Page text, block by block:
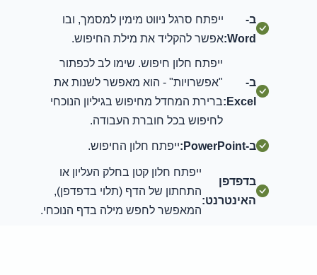
ב-
Word:
ייפתח סרגל ניווט מימין למסמך, ובו
אפשר להקליד את מילת החיפוש.
ב-
Excel:
ייפתח חלון חיפוש. שימו לב לכפתור
"אפשרויות" - הוא מאפשר לשנות את
ברירת המחדל מחיפוש בגיליון הנוכחי
לחיפוש בכל חוברת העבודה.
ב-PowerPoint: ייפתח חלון החיפוש.
בדפדפן
האינטרנט:
ייפתח חלון קטן בחלק העליון או
התחתון של הדף (תלוי בדפדפן),
המאפשר לחפש מילה בדף הנוכחי.